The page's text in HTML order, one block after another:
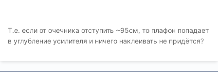
Т.е. если от очечника отступить ~95см, то плафон попадает
в углубление усилителя и ничего наклеивать не придётся?